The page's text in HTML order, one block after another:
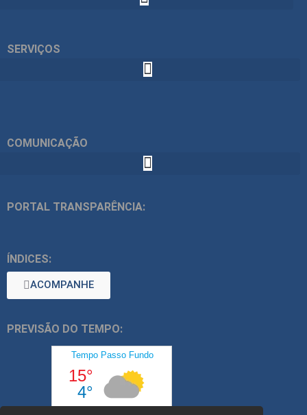
SERVIÇOS
COMUNICAÇÃO
PORTAL TRANSPARÊNCIA:
ÍNDICES:
ACOMPANHE
PREVISÃO DO TEMPO: